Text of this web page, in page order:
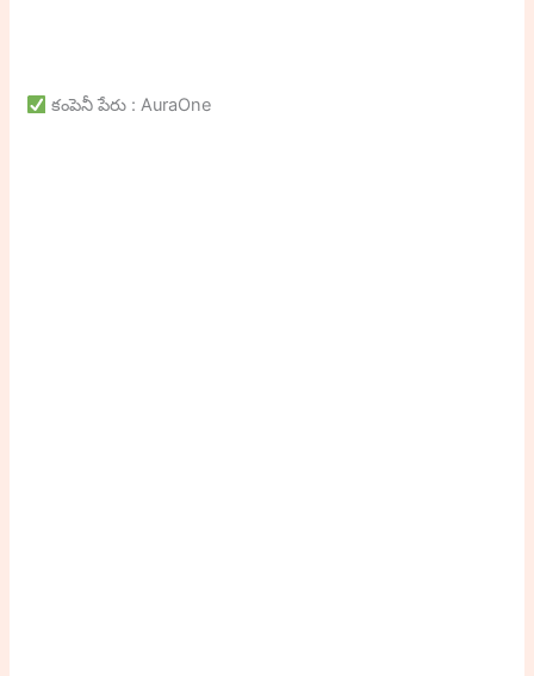
కంపెనీ పేరు : AuraOne